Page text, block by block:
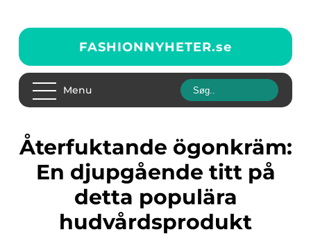
FASHIONNYHETER.se
Menu
Återfuktande ögonkräm:
En djupgående titt på
detta populära
hudvårdsprodukt